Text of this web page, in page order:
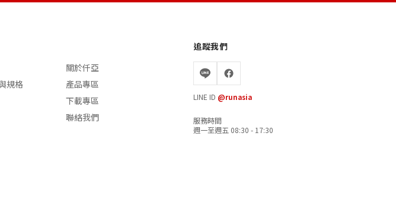
關於仟亞
規格
產品專區
下載專區
聯絡我們
追蹤我們
LINE ID @runasia
服務時間
週一至週五 08:30 - 17:30